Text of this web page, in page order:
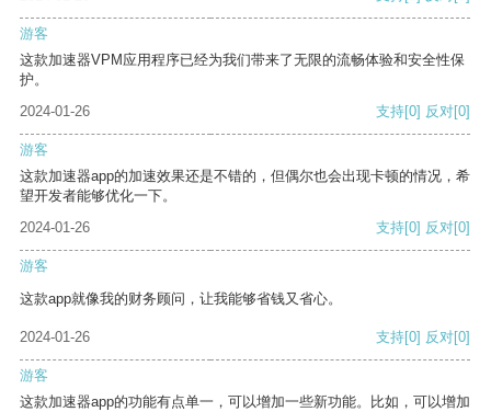
游客
这款加速器VPM应用程序已经为我们带来了无限的流畅体验和安全性保
护。
2024-01-26
支持[0] 反对[0]
游客
这款加速器app的加速效果还是不错的，但偶尔也会出现卡顿的情况，希
望开发者能够优化一下。
2024-01-26
支持[0] 反对[0]
游客
这款app就像我的财务顾问，让我能够省钱又省心。
2024-01-26 支持[0] 反对[0]
游客
这款加速器app的功能有点单一，可以增加一些新功能。比如，可以增加